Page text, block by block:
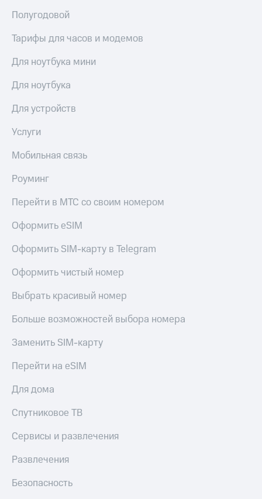
Полугодовой
Тарифы для часов и модемов
Для ноутбука мини
Для ноутбука
Для устройств
Услуги
Мобильная связь
Роуминг
Перейти в МТС со своим номером
Оформить eSIM
Оформить SIM-карту в Telegram
Оформить чистый номер
Выбрать красивый номер
Больше возможностей выбора номера
Заменить SIM-карту
Перейти на eSIM
Для дома
Спутниковое ТВ
Сервисы и развлечения
Развлечения
Безопасность